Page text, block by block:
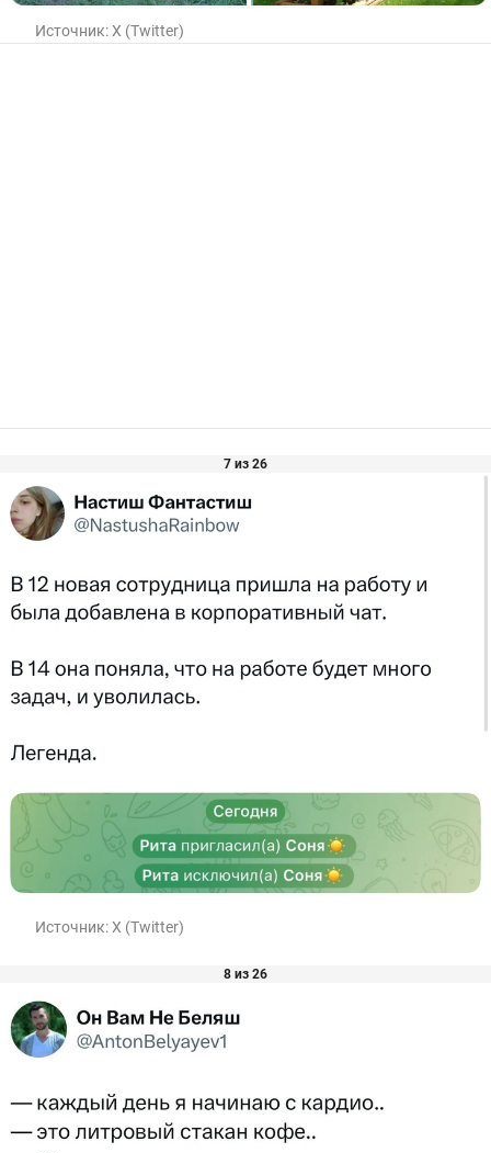
Источник:X (Twitter)
7 из 26
Источник:X (Twitter)
8 из 26